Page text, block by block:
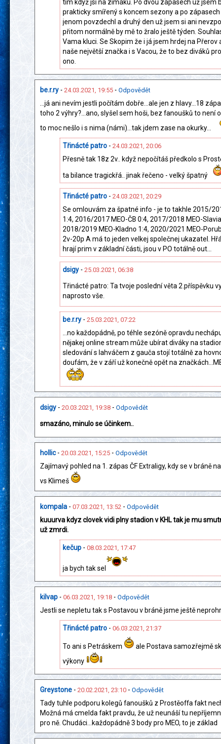
tím když jsi na zimáku. Po dvou zápasech už jsem
prakticky smířený s koncem sezony a po zápasech
jenom povzdechl a druhý den už jsem si ani
přitom normálně by mě to žralo ještě týden.
Vama kluci. Se Skopim že i já jsem hrdej na Přerov
naše největší značka i s Vacou, že to bez diváků
ono.
be.r.ry - 24.03.2021, 19:55 - Odpovědět
...já ani nevím jestli počítám dobře...ale jen z hlavy...18
toho 2 výhry?...ano, slyšel sem hoši, bez fanoušků to není
to moc nešlo i s nima (námi)...tak jdem zase na okurky...
Třinácté patro - 24.03.2021, 20:06
Přesně tak 18z 2v.. když nepočítáš předkolo s
ta bilance tragickřá.. jinak řečeno - velký špatný
Třinácté patro - 24.03.2021, 20:29
Se omlouvám za špatné info - je to takhle 2015/
1:4, 2016/2017 MEO-ČB 0:4, 2017/2018 MEO-
2018/2019 MEO-Kladno 1:4, 2020/2021 MEO-
2v-20p A má to jeden velkej společnej ukazatel.
hrají prim v základní části, jsou v PO totálně out...
dsigy - 25.03.2021, 06:38
Třinácté patro: Ta tvoje poslední věta 2.příspěvku
naprosto vše.
be.r.ry - 25.03.2021, 07:22
...no každopádně, po téhle sezóně opravdu
nějakej online stream může ubírat diváky na
sledování s lahváčem z gauča stojí totálně za
doufám, že v září už konečně opět na
dsigy - 20.03.2021, 19:38 - Odpovědět
smazáno, minulo se účinkem..
hollic- 20.03.2021, 15:25 - Odpovědět
Zajímavý pohled na 1. zápas ČF Extraligy, kdy se v bráně
vs Klimeš
kompala - 07.03.2021, 13:52 - Odpovědět
kuuurva kdyz clovek vidi plny stadion v KHL tak je mu
už zmrdi.
kečup - 08.03.2021, 17:47
ja bych tak sel
kilvap - 06.03.2021, 19:18 - Odpovědět
Jestli se nepletu tak s Postavou v bráně jsme ještě
Třinácté patro - 06.03.2021, 21:37
To ani s Petráskem
ale Postava samozřejmě
výkony
Greystone - 20.02.2021, 23:10 - Odpovědět
Tady tuhle podporu kolegů fanoušků z Prostěoffa fakt
Možná má cmelda fakt pravdu, že už neunáší tu
pro ně. Chudáci...každopádně 3 body pro MEO, to je základ